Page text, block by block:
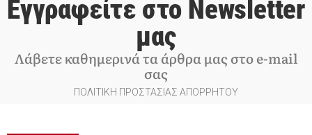
Εγγραφείτε στο Newsletter
μας
Λάβετε καθημερινά τα άρθρα μας στο e-mail
σας
ΠΟΛΙΤΙΚΗ ΠΡΟΣΤΑΣΙΑΣ ΑΠΟΡΡΗΤΟΥ